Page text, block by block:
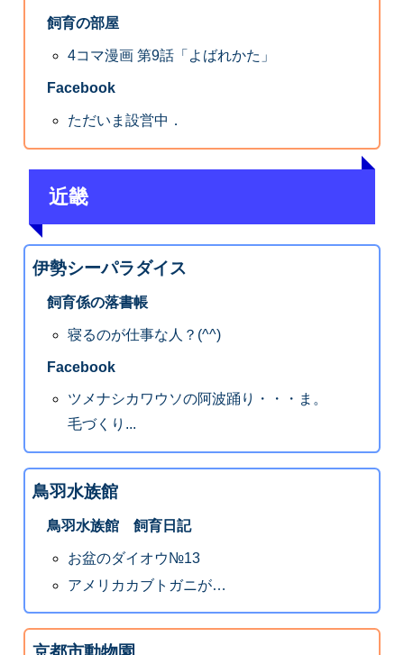
飼育の部屋
4コマ漫画 第9話「よばれかた」
Facebook
ただいま設営中．
近畿
伊勢シーパラダイス
飼育係の落書帳
寝るのが仕事な人？(^^)
Facebook
ツメナシカワウソの阿波踊り・・・ま。
毛づくり...
鳥羽水族館
鳥羽水族館 飼育日記
お盆のダイオウ№13
アメリカカブトガニが…